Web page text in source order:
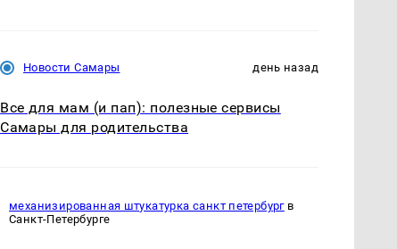
Новости Самары день назад
Все для мам (и пап): полезные сервисы
Самары для родительства
механизированная штукатурка санкт петербургв
Санкт-Петербурге